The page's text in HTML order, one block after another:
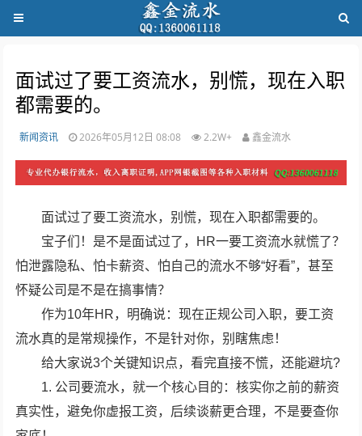
面试过了要工资流水，别慌，现在入职
都需要的。
新闻资讯 2026年05月12日 08:08 2.2W+ 鑫金流水
面试过了要工资流水，别慌，现在入职都需要的。
宝子们！是不是面试过了，HR一要工资流水就慌了？
怕泄露隐私、怕卡薪资、怕自己的流水不够“好看”，甚至
怀疑公司是不是在搞事情？
作为10年HR，明确说：现在正规公司入职，要工资
流水真的是常规操作，不是针对你，别瞎焦虑！
给大家说3个关键知识点，看完直接不慌，还能避坑?
1. 公司要流水，就一个核心目的：核实你之前的薪资
真实性，避免你虚报工资，后续谈薪更合理，不是要查你